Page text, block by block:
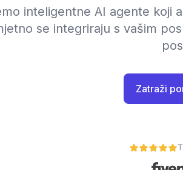
inteligentne AI agente koji
se integriraju s vašim
Zatraži